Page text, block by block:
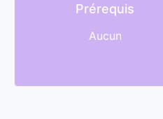
Prérequis
Aucun